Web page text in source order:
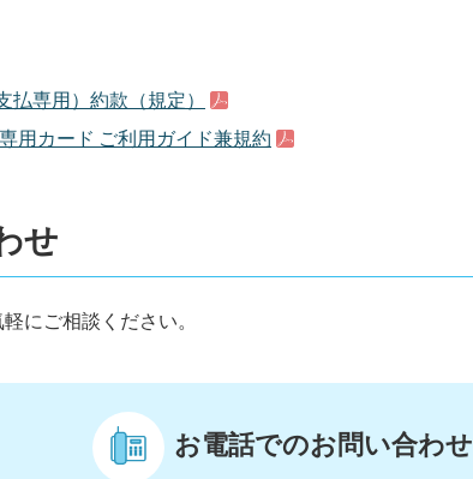
払専用）約款（規定）
用カード ご利用ガイド兼規約
せ
にご相談ください。
お電話でのお問い合わせ